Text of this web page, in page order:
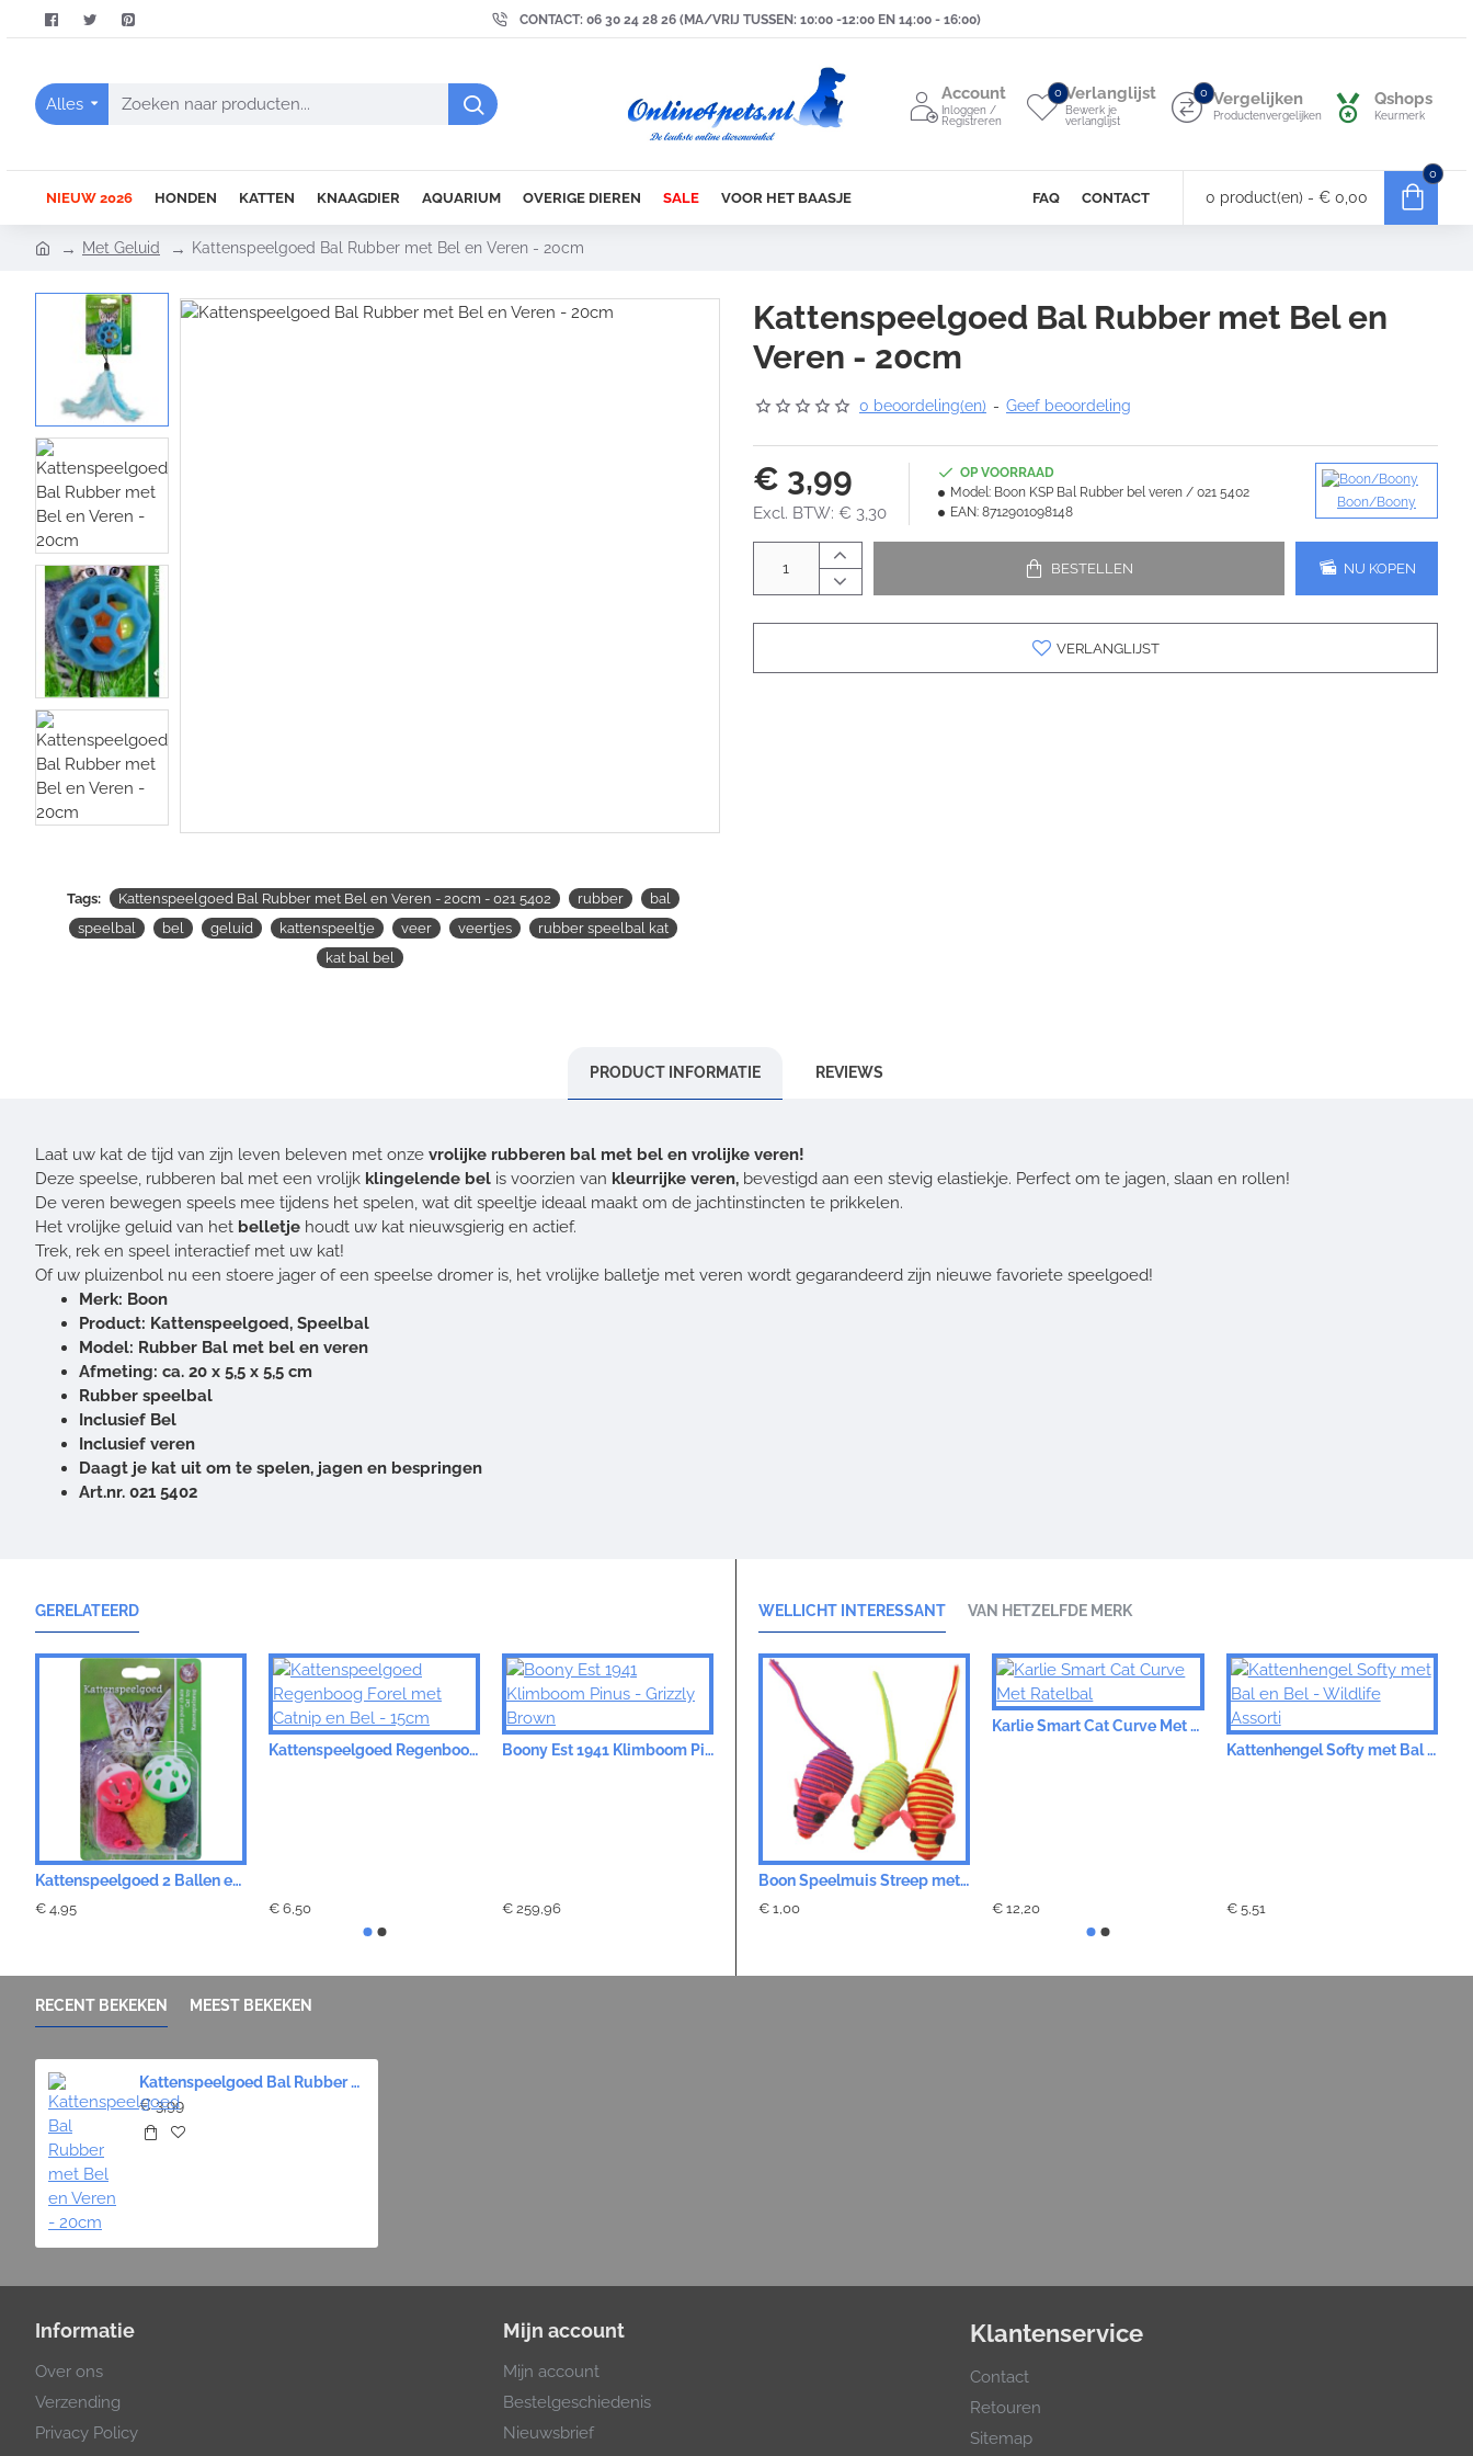
CONTACT: 06 30 24 28 26 (MA/VRIJ TUSSEN: 10:00 -12:00 EN 14:00 - 16:00)
Alles
Zoeken
Account
Inloggen /
Registreren
Verlanglijst
Bewerk je
verlanglijst
0 Vergelijken
Productenvergelijken
0 Qshops
Keurmerk
NIEUW 2026 HONDEN KATTEN KNAAGDIER AQUARIUM OVERIGE DIEREN SALE VOOR HET BAASJE FAQ CONTACT 0 product(en) - € 0,00
0
m
Met Geluid Kattenspeelgoed Bal Rubber met Bel en Veren - 20cm
Tags: Kattenspeelgoed Bal Rubber met Bel en Veren - 20cm - 021 5402 rubber
bal
speelbal
bel geluid kattenspeeltje veer veertjes
rubber speelbal kat
kat bal bel
Kattenspeelgoed Bal Rubber met Bel en
Veren - 20cm
0 beoordeling(en) - Geef beoordeling
€ 3,99
Excl. BTW: € 3,30
OP VOORRAAD
Model: Boon KSP Bal Rubber bel veren / 021 5402
EAN: 8712901098148
Boon/Boony
BESTELLEN NU KOPEN
VERLANGLIJST
PRODUCT INFORMATIE REVIEWS
Laat uw kat de tijd van zijn leven beleven met onze vrolijke rubberen bal met bel en vrolijke veren!
Deze speelse, rubberen bal met een vrolijk klingelende bel is voorzien van kleurrijke veren, bevestigd aan een stevig elastiekje. Perfect om te jagen, slaan en rollen!
De veren bewegen speels mee tijdens het spelen, wat dit speeltje ideaal maakt om de jachtinstincten te prikkelen.
Het vrolijke geluid van het belletje houdt uw kat nieuwsgierig en actief.
Trek, rek en speel interactief met uw kat!
Of uw pluizenbol nu een stoere jager of een speelse dromer is, het vrolijke balletje met veren wordt gegarandeerd zijn nieuwe favoriete speelgoed!
Merk: Boon
Product: Kattenspeelgoed, Speelbal
Model: Rubber Bal met bel en veren
Afmeting: ca. 20 x 5,5 x 5,5 cm
Rubber speelbal
Inclusief Bel
Inclusief veren
Daagt je kat uit om te spelen, jagen en bespringen
Art.nr. 021 5402
GERELATEERD
Kattenspeelgoed 2 Ballen en 3 Muizen
€ 4,95
Kattenspeelgoed Regenboog Forel met Catnip en Bel - 15cm
€ 6,50
Boony Est 1941 Klimboom Pinus - Grizzly Brown
€ 259,96
Kattenspeelgoed Bal Rubber met Bel - 20cm
€ 3,99
WELLICHT INTERESSANT VAN HETZELFDE MERK
Boon Speelmuis Streep met Bel
€ 1,00
Karlie Smart Cat Curve Met Ratelbal
€ 12,20
Kattenhengel Softy met Bal en Bel - Wildlife Assorti
€ 5,51
RECENT BEKEKEN MEEST BEKEKEN
Kattenspeelgoed Bal Rubber met Bel en Veren - 20cm
€ 3,99
Informatie
Over ons
Verzending
Privacy Policy
Mijn account
Mijn account
Bestelgeschiedenis
Nieuwsbrief
Klantenservice
Contact
Retouren
Sitemap